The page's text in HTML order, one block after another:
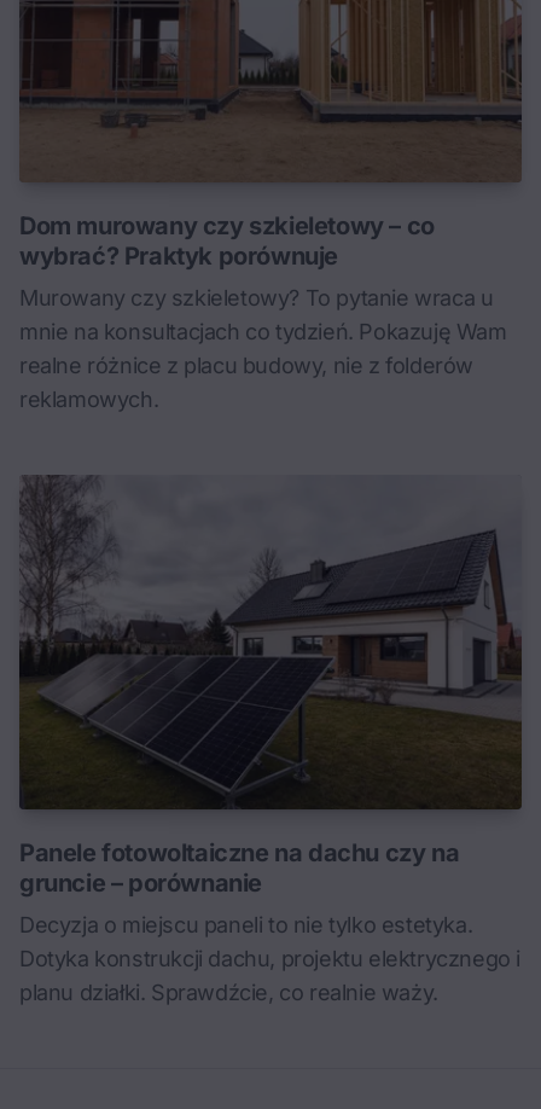
Dom murowany czy szkieletowy – co
wybrać? Praktyk porównuje
Murowany czy szkieletowy? To pytanie wraca u
mnie na konsultacjach co tydzień. Pokazuję Wam
realne różnice z placu budowy, nie z folderów
reklamowych.
Panele fotowoltaiczne na dachu czy na
gruncie – porównanie
Decyzja o miejscu paneli to nie tylko estetyka.
Dotyka konstrukcji dachu, projektu elektrycznego i
planu działki. Sprawdźcie, co realnie waży.